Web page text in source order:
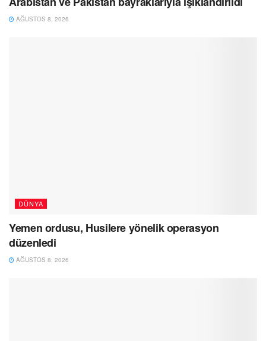
AĞUSTOS 8, 2026
DÜNYA
Yemen ordusu, Husilere yönelik operasyon
düzenledi
AĞUSTOS 8, 2026